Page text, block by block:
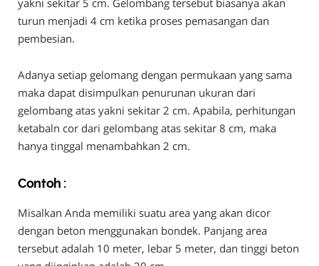
yakni sekitar 5 cm. Gelombang tersebut biasanya akan
turun menjadi 4 cm ketika proses pemasangan dan
pembesian.
Adanya setiap gelomang dengan permukaan yang sama
maka dapat disimpulkan penurunan ukuran dari
gelombang atas yakni sekitar 2 cm. Apabila, perhitungan
ketabaln cor dari gelombang atas sekitar 8 cm, maka
hanya tinggal menambahkan 2 cm.
Contoh :
Misalkan Anda memiliki suatu area yang akan dicor
dengan beton menggunakan bondek. Panjang area
tersebut adalah 10 meter, lebar 5 meter, dan tinggi beton